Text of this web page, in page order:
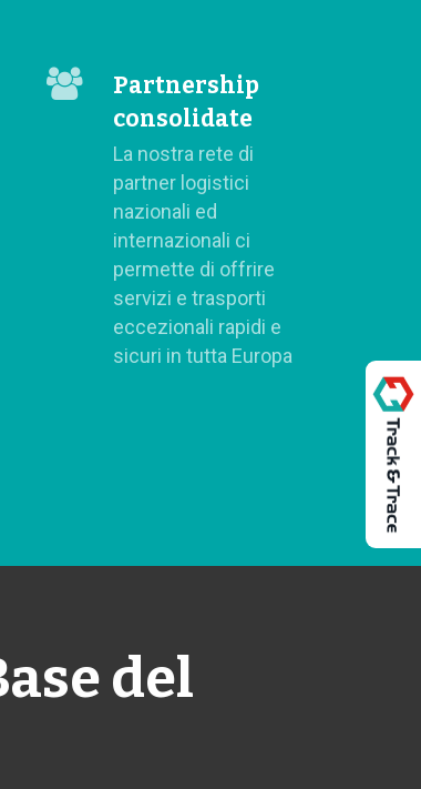
Partnership
consolidate
La nostra rete di
partner logistici
nazionali ed
internazionali ci
permette di offrire
servizi e trasporti
eccezionali rapidi e
sicuri in tutta Europa
del